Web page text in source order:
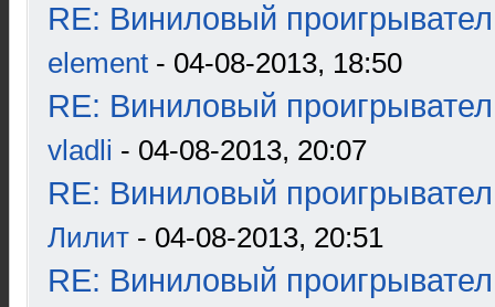
RE: Виниловый
element - 04-08-2013, 18:50
RE: Виниловый
vladli - 04-08-2013, 20:07
RE: Виниловый
Лилит - 04-08-2013, 20:51
RE: Виниловый